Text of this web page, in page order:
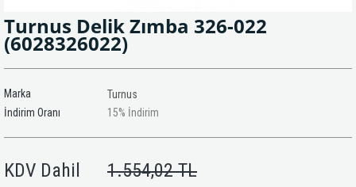
Turnus Delik Zımba 326-022
(6028326022)
Marka
Turnus
İndirim Oranı
%
15 İndirim
KDV Dahil
1.554,02 TL